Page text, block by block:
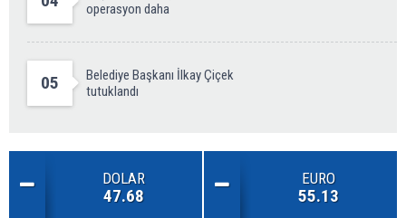
operasyon daha
05
Belediye Başkanı İlkay Çiçek
tutuklandı
DOLAR
47.68
EURO
55.13